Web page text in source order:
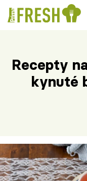
Česká kuchyně
Recepty
Recepty
kynuté